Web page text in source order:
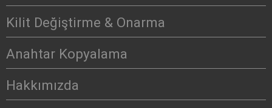
Kilit Değiştirme & Onarma
Anahtar Kopyalama
Hakkımızda